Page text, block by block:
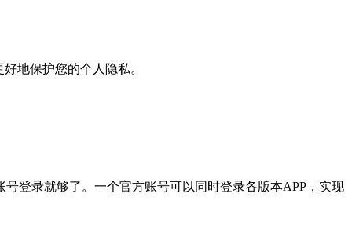
地保护您的个人隐私。
号登录就够了。一个官方账号可以同时登录各版本APP，实现